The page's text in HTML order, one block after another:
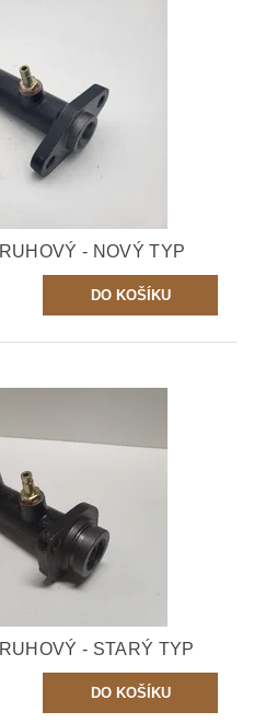
- NOVÝ TYP
- STARÝ TYP